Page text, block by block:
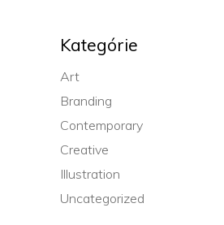
Kategórie
Art
Branding
Contemporary
Creative
Illustration
Uncategorized